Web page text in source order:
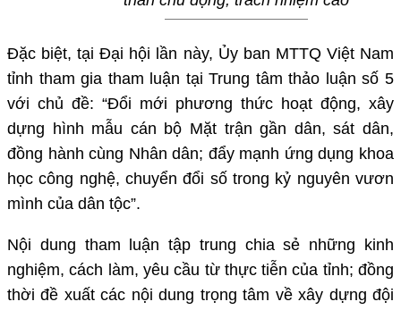
Đặc biệt, tại Đại hội lần này, Ủy ban MTTQ Việt Nam
tỉnh tham gia tham luận tại Trung tâm thảo luận số 5
với chủ đề: “Đổi mới phương thức hoạt động, xây
dựng hình mẫu cán bộ Mặt trận gần dân, sát dân,
đồng hành cùng Nhân dân; đẩy mạnh ứng dụng khoa
học công nghệ, chuyển đổi số trong kỷ nguyên vươn
mình của dân tộc”.
Nội dung tham luận tập trung chia sẻ những kinh
nghiệm, cách làm, yêu cầu từ thực tiễn của tỉnh; đồng
thời đề xuất các nội dung trọng tâm về xây dựng đội